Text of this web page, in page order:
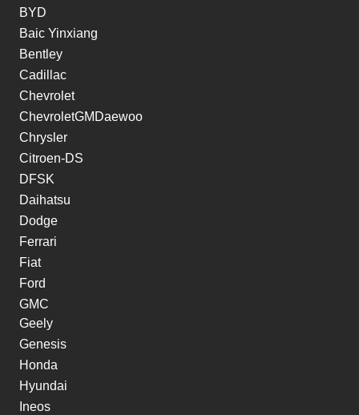
BYD
Baic Yinxiang
Bentley
Cadillac
Chevrolet
ChevroletGMDaewoo
Chrysler
Citroen-DS
DFSK
Daihatsu
Dodge
Ferrari
Fiat
Ford
GMC
Geely
Genesis
Honda
Hyundai
Ineos